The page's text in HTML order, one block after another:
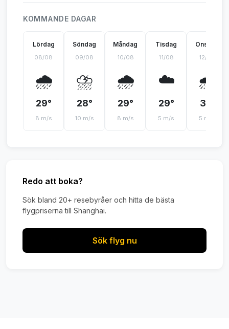
KOMMANDE DAGAR
Lördag
08/08
🌧️
29°
8 m/s
Söndag
09/08
⛈️
28°
10 m/s
Måndag
10/08
🌧️
29°
8 m/s
Tisdag
11/08
☁️
29°
5 m/s
Onsdag
12/08
🌧️
31°
5 m/s
Redo att boka?
Sök bland 20+ resebyråer och hitta de bästa
flygpriserna till Shanghai.
Sök flyg nu